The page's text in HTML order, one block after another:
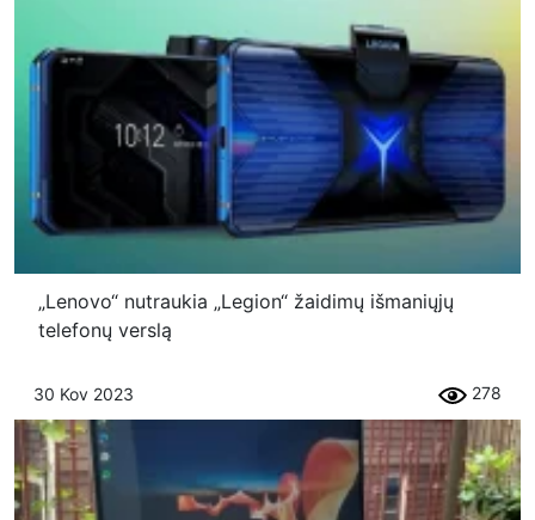
„Lenovo“ nutraukia „Legion“ žaidimų išmaniųjų
telefonų verslą
30 Kov 2023 278